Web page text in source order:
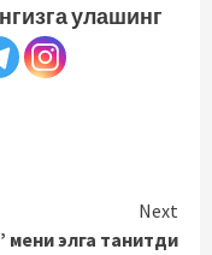
улашинг
Next
мени элга танитди